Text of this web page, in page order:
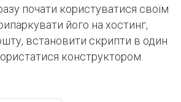
почати користуватися своїм
його на хостинг,
встановити скрипти в один
конструктором.